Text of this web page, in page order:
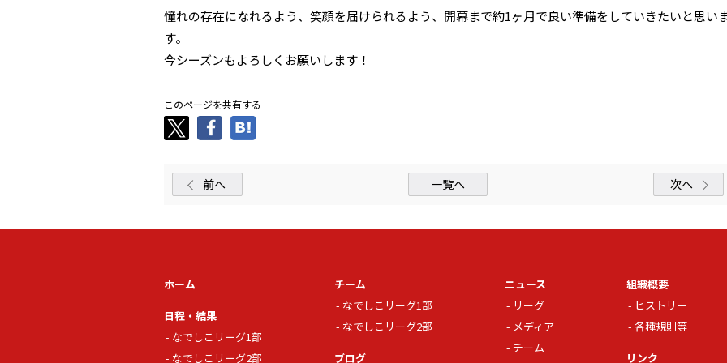
憧れの存在になれるよう、笑顔を届けられるよう、開幕まで約1ヶ月で良い準備をしていきたいと思い
す。
今シーズンもよろしくお願いします！
このページを共有する
前へ 一覧へ 次へ
ホーム
日程・結果
なでしこリーグ1部
なでしこリーグ2部
チーム
なでしこリーグ1部
なでしこリーグ2部
ブログ
ニュース
リーグ
メディア
チーム
組織概要
ヒストリー
各種規則等
リンク